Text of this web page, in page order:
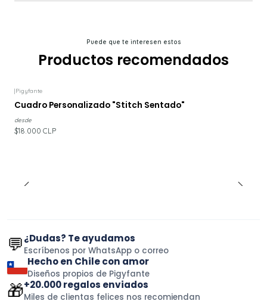
Puede que te interesen estos
Productos recomendados
|Pigyfante
Cuadro Personalizado "Stitch Sentado"
desde
$18.000 CLP
💬¿Dudas? Te ayudamos
Escríbenos por WhatsApp o correo
Hecho en Chile con amor
Diseños propios de Pigyfante
🎁+20.000 regalos enviados
Miles de clientas felices nos recomiendan